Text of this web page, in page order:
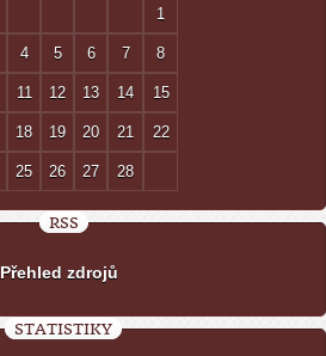
1
4 5 6 7 8
11 12 13 14 15
18 19 20 21 22
25 26 27 28
RSS
Přehled zdrojů
STATISTIKY